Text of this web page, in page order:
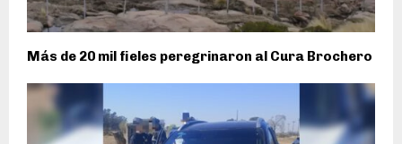
Más de 20 mil fieles peregrinaron al Cura Brochero